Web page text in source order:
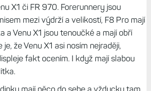
X1 či FR 970. Forerunnery jsou
mezi výdrží a velikostí, F8 Pro mají
a Venu X1 jsou tenoučké a mají obří
že Venu X1 asi nosím nejraději,
fakt ocením. I když mají slabou